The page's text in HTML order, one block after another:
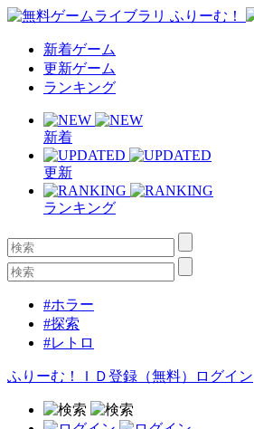
新着ゲーム
更新ゲーム
ランキング
新着
更新
ランキング
#ホラー
#探索
#レトロ
ふりーむ！ＩＤ登録（無料） ログイン